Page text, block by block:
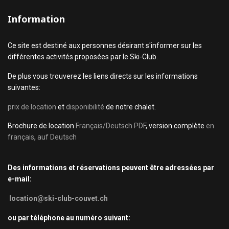
Information
Ce site est destiné aux personnes désirant s'informer sur les
différentes activités proposées par le Ski-Club.
De plus vous trouverez les liens directs sur les informations
suivantes:
prix de location et disponibilité de notre chalet.
Brochure de location Français/Deutsch PDF, version complète en
français, auf Deutsch
Des informations et réservations peuvent être adressées par
e-mail:
location@ski-club-couvet.ch
ou par téléphone au numéro suivant: